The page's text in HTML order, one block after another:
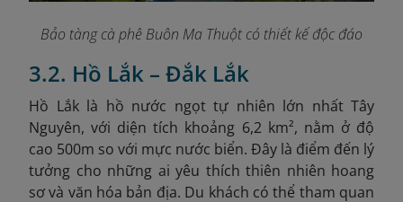
Bảo tàng cà phê Buôn Ma Thuột có thiết kế độc đáo
3.2. Hồ Lắk – Đắk Lắk
Hồ Lắk là hồ nước ngọt tự nhiên lớn nhất Tây
Nguyên, với diện tích khoảng 6,2 km², nằm ở độ
cao 500m so với mực nước biển. Đây là điểm đến lý
tưởng cho những ai yêu thích thiên nhiên hoang
sơ và văn hóa bản địa. Du khách có thể tham quan